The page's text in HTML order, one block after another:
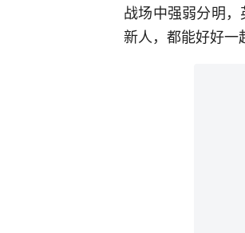
战场中强弱分明
新人，都能好好一